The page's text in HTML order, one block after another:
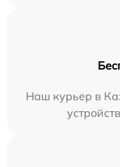
Наш курьер в